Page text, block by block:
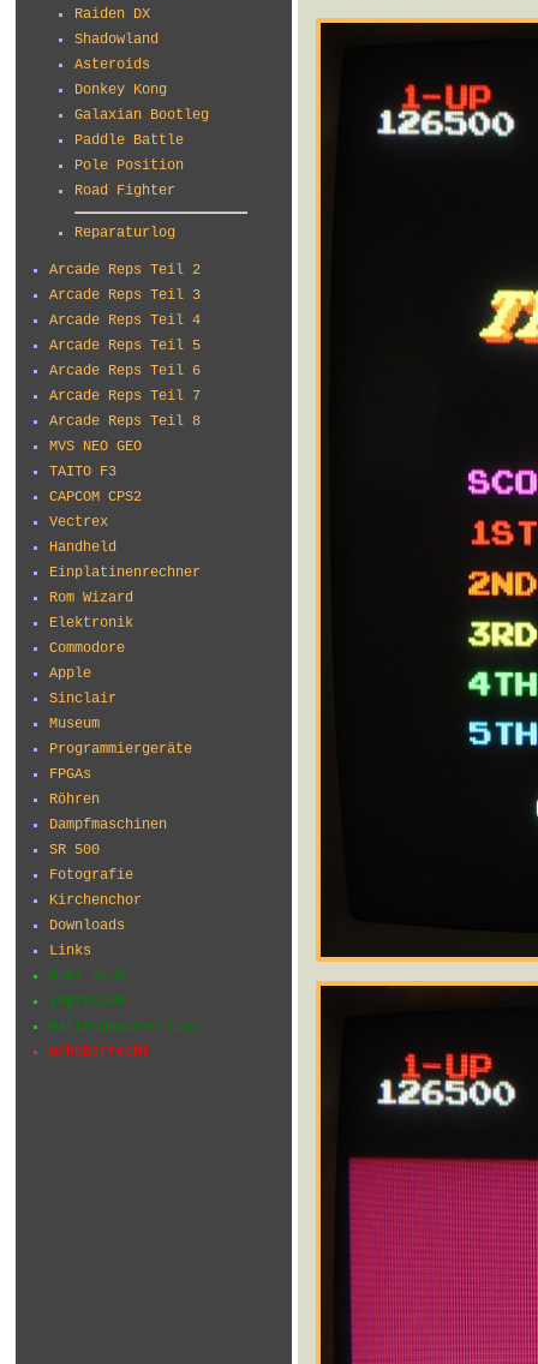
Raiden DX
Shadowland
Asteroids
Donkey Kong
Galaxian Bootleg
Paddle Battle
Pole Position
Road Fighter
Reparaturlog
Arcade Reps Teil 2
Arcade Reps Teil 3
Arcade Reps Teil 4
Arcade Reps Teil 5
Arcade Reps Teil 6
Arcade Reps Teil 7
Arcade Reps Teil 8
MVS NEO GEO
TAITO F3
CAPCOM CPS2
Vectrex
Handheld
Einplatinenrechner
Rom Wizard
Elektronik
Commodore
Apple
Sinclair
Museum
Programmiergeräte
FPGAs
Röhren
Dampfmaschinen
SR 500
Fotografie
Kirchenchor
Downloads
Links
Über mich
Impressum
Haftungsausschluss
Urheberrecht